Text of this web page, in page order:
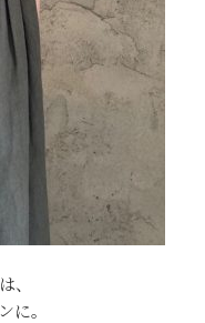
、
に。